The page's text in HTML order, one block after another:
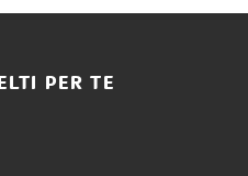
PER TE